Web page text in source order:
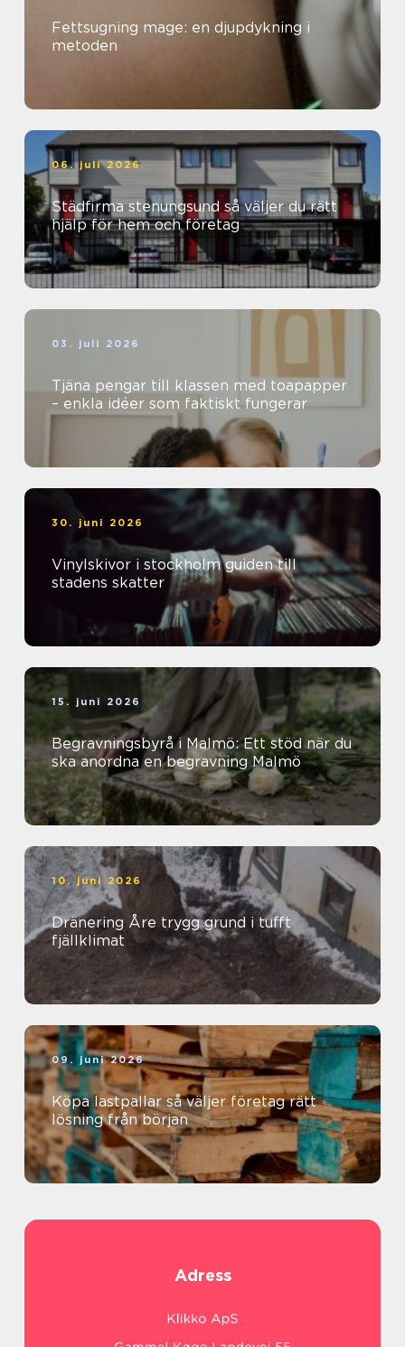
Fettsugning mage: en djupdykning i
metoden
06. juli 2026
Städfirma stenungsund så väljer du rätt
hjälp för hem och företag
03. juli 2026
Tjäna pengar till klassen med toapapper
– enkla idéer som faktiskt fungerar
30. juni 2026
Vinylskivor i stockholm guiden till
stadens skatter
15. juni 2026
Begravningsbyrå i Malmö: Ett stöd när du
ska anordna en begravning Malmö
10. juni 2026
Dränering Åre trygg grund i tufft
fjällklimat
09. juni 2026
Köpa lastpallar så väljer företag rätt
lösning från början
Adress